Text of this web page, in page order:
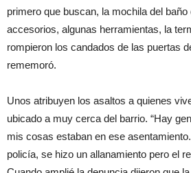
primero que buscan, la mochila del
accesorios, algunas herramientas, la
rompieron los candados de las puertas
rememoró.
Unos atribuyen los asaltos a quienes
ubicado a muy cerca del barrio. “Hay
mis cosas estaban en ese
policía, se hizo un allanamiento pero el